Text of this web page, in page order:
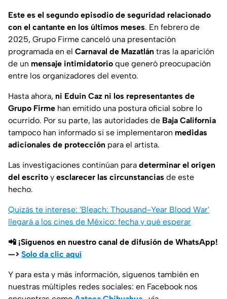
Este es el segundo episodio de seguridad relacionado
con el cantante en los últimos meses. En febrero de
2025, Grupo Firme canceló una presentación
programada en el Carnaval de Mazatlán tras la aparición
de un mensaje intimidatorio que generó preocupación
entre los organizadores del evento.
Hasta ahora, ni Eduin Caz ni los representantes de
Grupo Firme han emitido una postura oficial sobre lo
ocurrido. Por su parte, las autoridades de Baja California
tampoco han informado si se implementaron medidas
adicionales de protección para el artista.
Las investigaciones continúan para determinar el origen
del escrito y esclarecer las circunstancias de este
hecho.
Quizás te interese: 'Bleach: Thousand-Year Blood War'
llegará a los cines de México: fecha y qué esperar
📲 ¡Síguenos en nuestro canal de difusión de WhatsApp!
—> Solo da clic aquí
Y para esta y más información, síguenos también en
nuestras múltiples redes sociales: en Facebook nos